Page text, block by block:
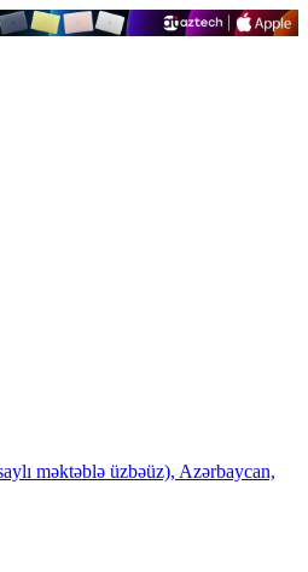
məktəblə üzbəüz), Azərbaycan,